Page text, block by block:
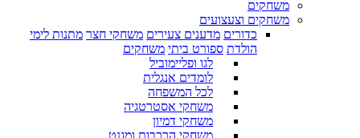
משחקים
משחקים וצעצועים
כדורים מדענים צעירים משחקי חצר מתנות לימי
הולדת ספורט ביתי משחקים
לגו ופליימוביל
לומדים אנגלית
לכל המשפחה
משחקי אסטרטגיה
משחקי דמיון
משחקי הרכבות ומגנט